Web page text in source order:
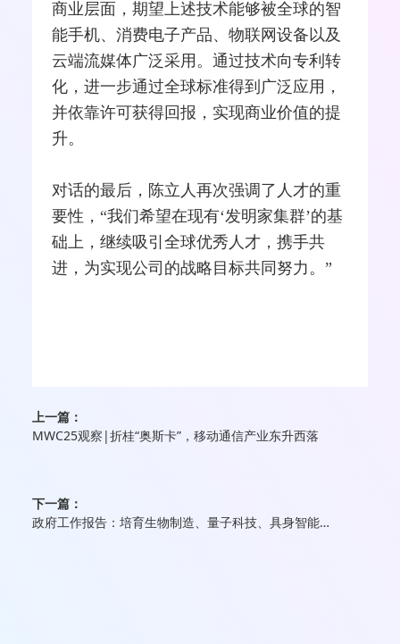
商业层面，期望上述技术能够被全球的智
能手机、消费电子产品、物联网设备以及
云端流媒体广泛采用。通过技术向专利转
化，进一步通过全球标准得到广泛应用，
并依靠许可获得回报，实现商业价值的提
升。
对话的最后，陈立人再次强调了人才的重
要性，“我们希望在现有‘发明家集群’的基
础上，继续吸引全球优秀人才，携手共
进，为实现公司的战略目标共同努力。”
上一篇：
MWC25观察|折桂“奥斯卡”，移动通信产业东升西落
下一篇：
政府工作报告：培育生物制造、量子科技、具身智能、6G等未来产业